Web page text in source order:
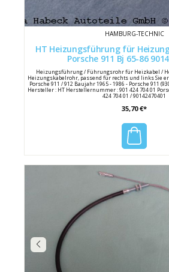
HAMBURG-TECHNIC
HT Heizungsführung für
Porsche
Heizungsführung / Führungsrohr für Heizkabel /
Heizungskabelrohr, passend für rechts und links Sie
Porsche 911 / 912 Baujahr 1965 - 1986 - Porsche 911
Hersteller : HT Herstellernummer : 901 424 704 01
424 704 01 / 90142470401
35,70 €*